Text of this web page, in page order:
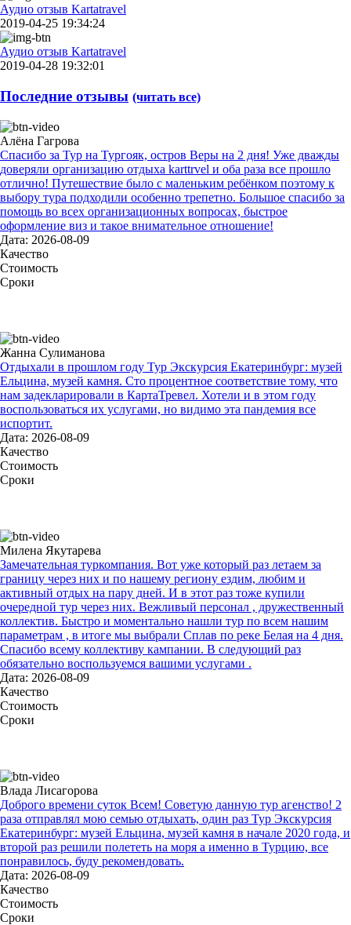
Аудио отзыв Kartatravel
2019-04-25 19:34:24
Аудио отзыв Kartatravel
2019-04-28 19:32:01
Последние отзывы (читать все)
Алёна Гагрова
Спасибо за Тур на Тургояк, остров Веры на 2 дня! Уже дважды
доверяли организацию отдыха karttrvel и оба раза все прошло
отлично! Путешествие было с маленьким ребёнком поэтому к
выбору тура подходили особенно трепетно. Большое спасибо за
помощь во всех организационных вопросах, быстрое
оформление виз и такое внимательное отношение!
Дата: 2026-08-09
Качество
Стоимость
Сроки
Жанна Сулиманова
Отдыхали в прошлом году Тур Экскурсия Екатеринбург: музей
Ельцина, музей камня. Сто процентное соответствие тому, что
нам задекларировали в КартаТревел. Хотели и в этом году
воспользоваться их услугами, но видимо эта пандемия все
испортит.
Дата: 2026-08-09
Качество
Стоимость
Сроки
Милена Якутарева
Замечательная туркомпания. Вот уже который раз летаем за
границу через них и по нашему региону ездим, любим и
активный отдых на пару дней. И в этот раз тоже купили
очередной тур через них. Вежливый персонал , дружественный
коллектив. Быстро и моментально нашли тур по всем нашим
параметрам , в итоге мы выбрали Сплав по реке Белая на 4 дня.
Спасибо всему коллективу кампании. В следующий раз
обязательно воспользуемся вашими услугами .
Дата: 2026-08-09
Качество
Стоимость
Сроки
Влада Лисагорова
Доброго времени суток Всем! Советую данную тур агенство! 2
раза отправлял мою семью отдыхать, один раз Тур Экскурсия
Екатеринбург: музей Ельцина, музей камня в начале 2020 года, и
второй раз решили полететь на моря а именно в Турцию, все
понравилось, буду рекомендовать.
Дата: 2026-08-09
Качество
Стоимость
Сроки